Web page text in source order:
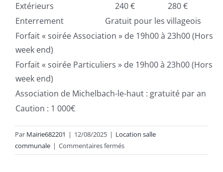
Extérieurs
240 € 280 €
Enterrement
Gratuit pour les villageois
Forfait « soirée Association » de 19h00 à 23h00 (Hors
week end)
Forfait « soirée Particuliers » de 19h00 à 23h00 (Hors
week end)
Association de Michelbach-le-haut : gratuité par an
Caution : 1 000€
Par Mairie682201 | 12/08/2025 | Location salle
communale | Commentaires ferméssur